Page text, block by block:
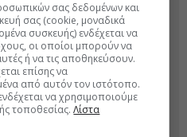
σας δεδομένων και
σας (cookie, μοναδικά
συσκευής) ενδέχεται να
οι οποίοι μπορούν να
ή να τις αποθηκεύσουν.
επίσης να
από αυτόν τον ιστότοπο.
να χρησιμοποιούμε
τοποθεσίας.Λίστα